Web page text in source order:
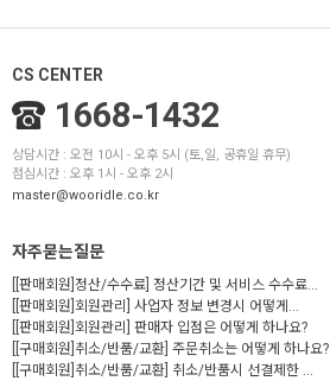
CS CENTER
1668-1432
상담시간 : 오전 10시 - 오후 5시 (토,일, 공휴일 휴무)
점심시간 : 오후 1시 - 오후 2시
master@wooridle.co.kr
자주묻는질문
[[판매회원]정산/수수료] 정산기간 및 서비스 수수료...
[[판매회원]회원관리] 사업자 정보 변경시 어떻게...
[[판매회원]회원관리] 판매자 입점은 어떻게 하나요?
[[구매회원]취소/반품/교환] 주문취소는 어떻게 하나요?
[[구매회원]취소/반품/교환] 취소/반품시 선결제한 ...